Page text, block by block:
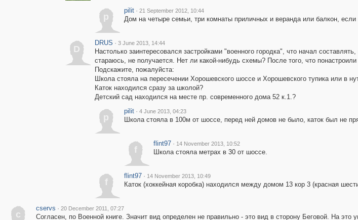
p
pilit · 21 September 2012, 10:44
Дом на четыре семьи, три комнаты приличных и веранда или балкон,
D
DRUS · 3 June 2013, 14:44
Настолько заинтересовался застройками "военного городка", что начал
стараюсь, не получается. Нет ли какой-нибудь схемы? После того, что
Подскажите, пожалуйста:
Школа стояла на пересечении Хорошевского шоссе и Хорошевского тупика или в
Каток находился сразу за школой?
Детский сад находился на месте пр. современного дома 52 к.1.?
p
pilit · 4 June 2013, 04:23
Школа стояла в 100м от шоссе, перед ней домов не было, каток был не
f
flint97 · 14 November 2013, 10:52
Школа стояла метрах в 30 от шоссе.
f
flint97 · 14 November 2013, 10:49
Каток (хоккейная коробка) находился между домом 13 кор 3 (красная
c
cservs · 20 December 2011, 07:27
Согласен, по Военной книге. Значит вид определен не правильно - это вид в сторону Беговой. На